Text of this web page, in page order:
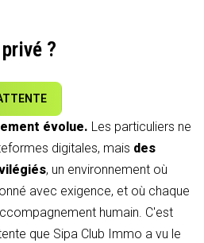
?
évolue. Les particuliers ne
digitales, mais des
, un environnement où
avec exigence, et où chaque
humain. C'est
que Sipa Club Immo a vu le